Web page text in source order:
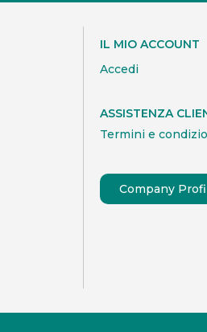
IL MIO ACCOUNT
Accedi
ASSISTENZA
Termini e
Company